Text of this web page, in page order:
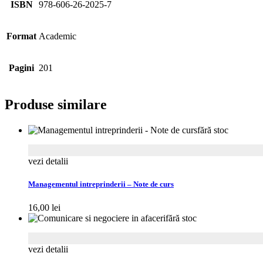
ISBN 978-606-26-2025-7
Format Academic
Pagini 201
Produse similare
fără stoc
vezi detalii
Managementul intreprinderii – Note de curs
16,00 lei
fără stoc
vezi detalii